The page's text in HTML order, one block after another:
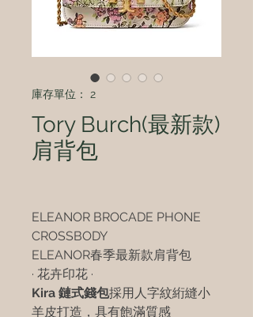
庫存單位： 2
Tory Burch(最新款)
肩背包
ELEANOR BROCADE PHONE
CROSSBODY
ELEANOR春季最新款肩背包
· 花卉印花 ·
Kira 鏈式錢包採用人字紋絎縫小
羊皮打造，具有飽滿質感